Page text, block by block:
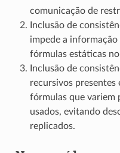
comunicação de
Inclusão de
impede a
fórmulas estáticas
Inclusão de
recursivos presentes
fórmulas que variem
usados, evitando
replicados.